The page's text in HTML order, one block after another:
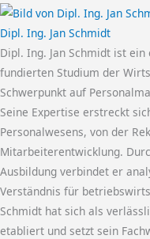
Dipl. Ing. Jan Schmidt
Dipl. Ing. Jan Schmidt ist
fundierten Studium der
Schwerpunkt auf
Seine Expertise erstreckt
Personalwesens, von der
Mitarbeiterentwicklung.
Ausbildung verbindet er
Verständnis für
Schmidt hat sich als
etabliert und setzt sein